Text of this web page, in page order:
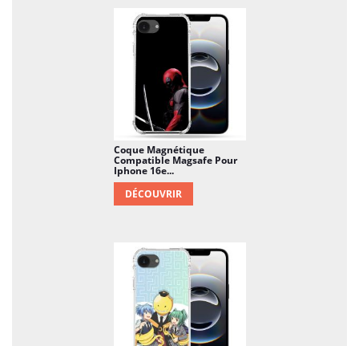
Coque Magnétique
Compatible Magsafe Pour
Iphone 16e...
DÉCOUVRIR